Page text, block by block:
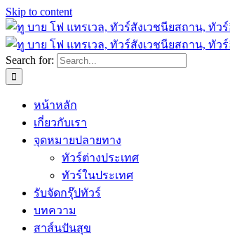
Skip to content
Search for:
หน้าหลัก
เกี่ยวกับเรา
จุดหมายปลายทาง
ทัวร์ต่างประเทศ
ทัวร์ในประเทศ
รับจัดกรุ๊ปทัวร์
บทความ
สาส์นปันสุข